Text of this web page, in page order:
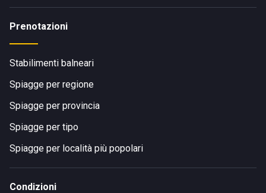
Prenotazioni
Stabilimenti balneari
Spiagge per regione
Spiagge per provincia
Spiagge per tipo
Spiagge per località più popolari
Condizioni